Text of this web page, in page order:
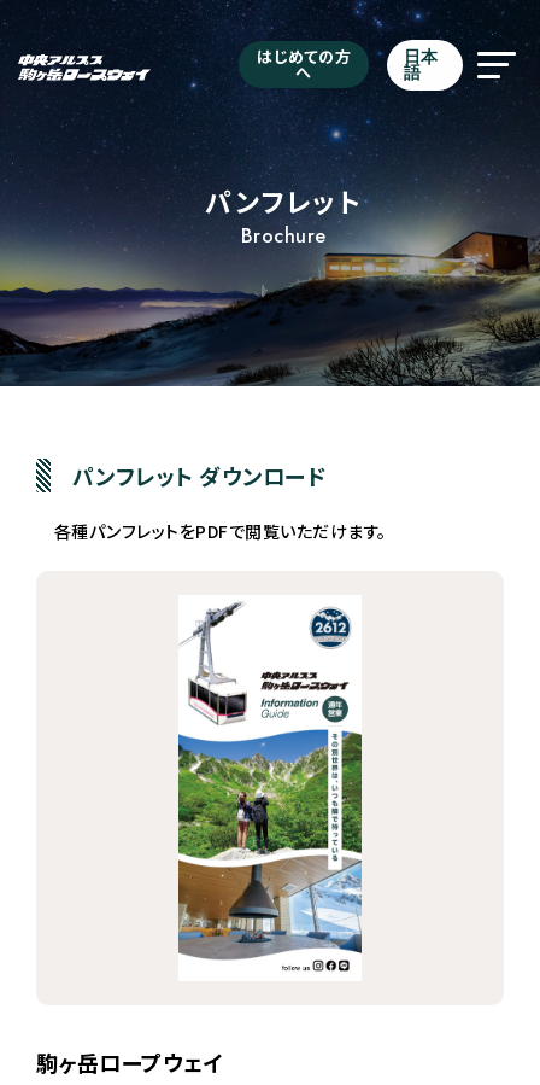
はじめての方
へ
日本
語
パンフレット
Brochure
パンフレット ダウンロード
各種パンフレットをPDFで閲覧いただけます。
駒ヶ岳ロープウェイ